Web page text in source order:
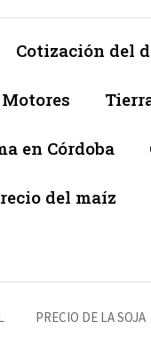
Cotización del
Motores
en Córdoba
del maíz
PRECIO DE LA SOJA